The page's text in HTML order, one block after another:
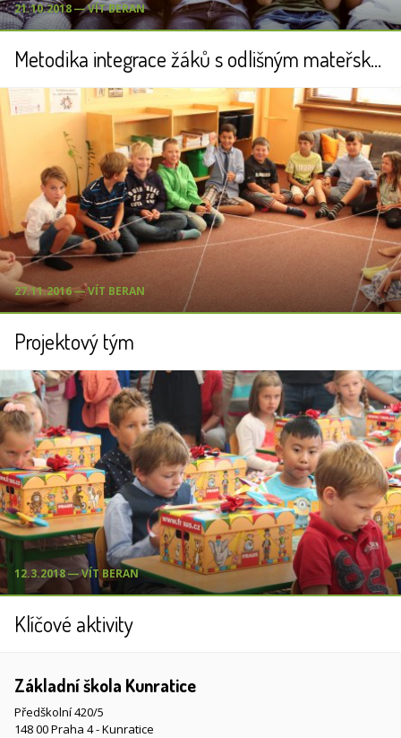
21.10.2018 ― VÍT BERAN
Metodika integrace žáků s odlišným mateřským jazykem (OMJ)
27.11.2016 ― VÍT BERAN
Projektový tým
12.3.2018 ― VÍT BERAN
Klíčové aktivity
Základní škola Kunratice
Předškolní 420/5
148 00 Praha 4 - Kunratice